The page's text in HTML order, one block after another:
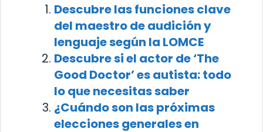
Descubre las funciones clave
del maestro de audición y
lenguaje según la LOMCE
Descubre si el actor de ‘The
Good Doctor’ es autista: todo
lo que necesitas saber
¿Cuándo son las próximas
elecciones generales en